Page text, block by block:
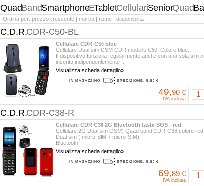
QuadBandSmartphoneETabletCellulariSeniorQuad
Ordina per: prezzo crescente| marca| nome| disponibilità
C.D.R.CDR-C50-BL
Cellulare CDR-C50 blue
Cellulare Dual sim GSM CDR modello C50. Colore blue.
Il dispositivo funziona regolarmente anche con una sola sim
inserita indipendentemente ...
Visualizza scheda dettaglio»
IN MAGAZZINO SPEDIZIONE: 5,50 €
49,90 €
IVA inclusa
C.D.R.CDR-C38-R
Cellulare CDR C38 2G Bluetooth tasto SOS - red
Cellulare 2G Dual sim GSM) Quad band CDR-C38 colore red.
Dual sim ( micro-SIM + micro-SIM)
Bluetooth
Grande schermo esterno da 1.77 pollici che ...
Visualizza scheda dettaglio»
IN MAGAZZINO SPEDIZIONE: 5,50 €
69,89 €
IVA inclusa